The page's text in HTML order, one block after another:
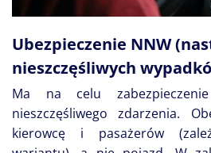
Ubezpieczenie NNW
nieszczęśliwych
Ma na celu
nieszczęśliwego zdarzenia.
kierowcę i pasażerów